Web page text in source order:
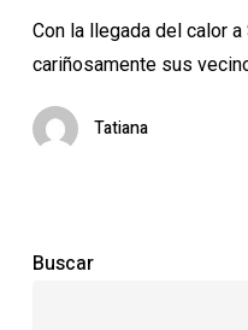
Con la llegada del calor
cariñosamente sus
Tatiana
Buscar